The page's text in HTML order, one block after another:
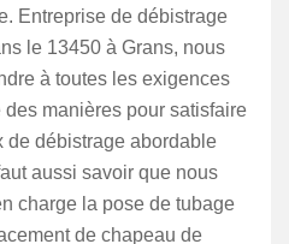
Entreprise de débistrage
le 13450 à Grans, nous
à toutes les exigences
des manières pour satisfaire
de débistrage abordable
aussi savoir que nous
charge la pose de tubage
de chapeau de